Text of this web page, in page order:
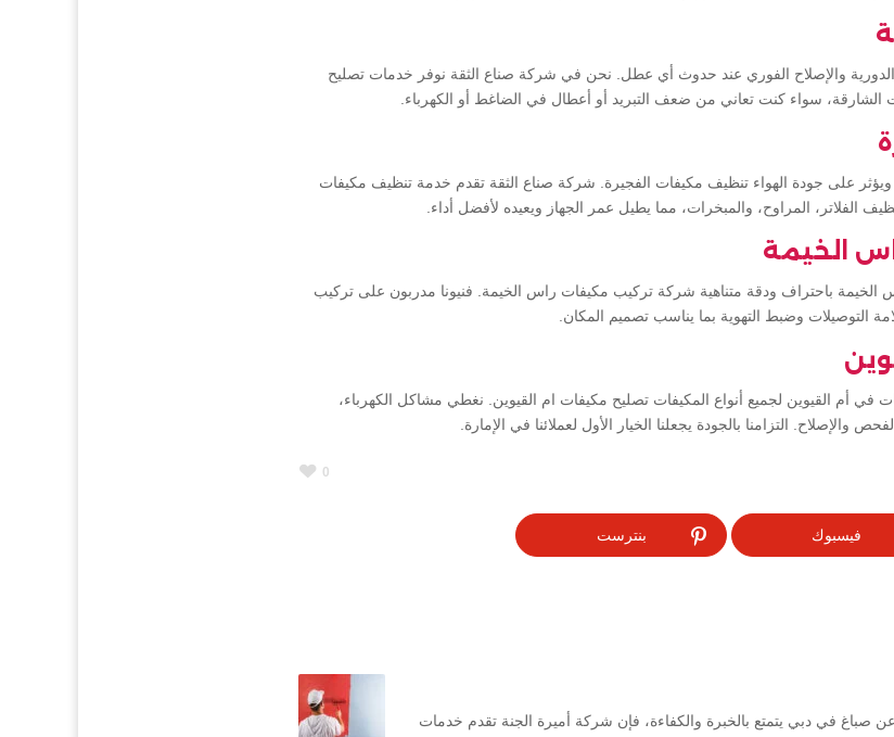
الدورية والإصلاح الفوري عند حدوث أي عطل. نحن في شركة صناع الثقة نوفر خدمات تصليح
الشارقة، سواء كنت تعاني من ضعف التبريد أو أعطال في الضاغط أو الكهرباء.
على جودة الهواء تنظيف مكيفات الفجيرة. شركة صناع الثقة تقدم خدمة تنظيف مكيفات
الفلاتر، المراوح، والمبخرات، مما يطيل عمر الجهاز ويعيده لأفضل أداء.
الخيمة
باحتراف ودقة متناهية شركة تركيب مكيفات راس الخيمة. فنيونا مدربون على تركيب
التوصيلات وضبط التهوية بما يناسب تصميم المكان.
أم القيوين لجميع أنواع المكيفات تصليح مكيفات ام القيوين. نغطي مشاكل الكهرباء،
والإصلاح. التزامنا بالجودة يجعلنا الخيار الأول لعملائنا في الإمارة.
0
فيسبوك بنترست
في دبي يتمتع بالخبرة والكفاءة، فإن شركة أميرة الجنة تقدم خدمات